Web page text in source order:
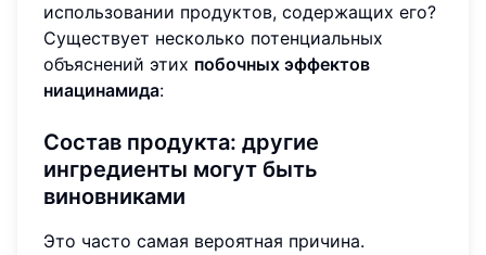
использовании продуктов, содержащих его?
Существует несколько потенциальных
объяснений этих побочных эффектов
ниацинамида:
Состав продукта: другие
ингредиенты могут быть
виновниками
Это часто самая вероятная причина.